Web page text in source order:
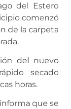
del Estero
comenzó
de la carpeta
del nuevo
secado
horas.
que se